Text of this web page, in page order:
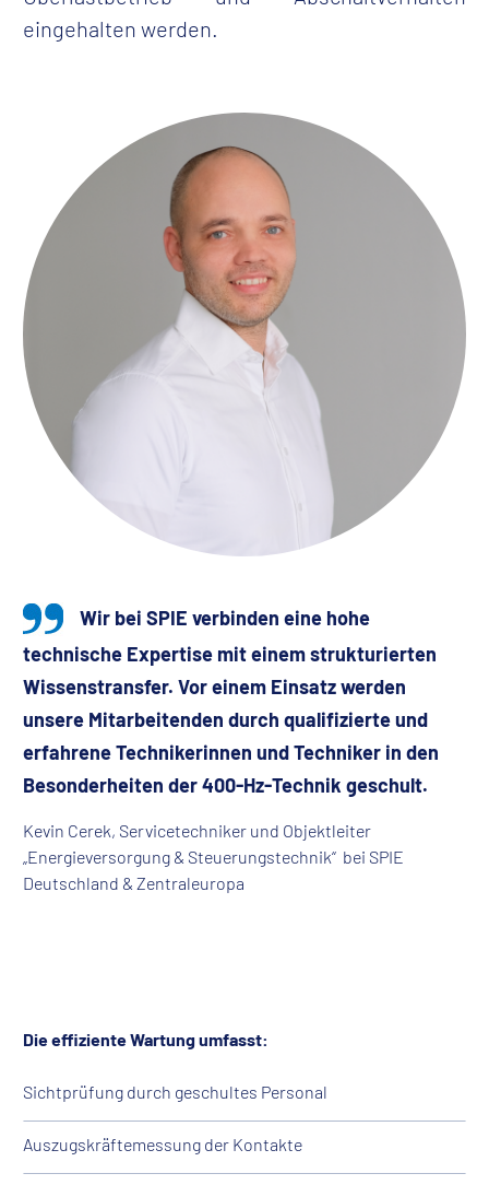
eingehalten werden.
Wir bei SPIE verbinden eine hohe
technische Expertise mit einem strukturierten
Wissenstransfer. Vor einem Einsatz werden
unsere Mitarbeitenden durch qualifizierte und
erfahrene Technikerinnen und Techniker in den
Besonderheiten der 400-Hz-Technik geschult.
Kevin Cerek, Servicetechniker und Objektleiter
„Energieversorgung & Steuerungstechnik“ bei SPIE
Deutschland & Zentraleuropa
Die effiziente Wartung umfasst:
Sichtprüfung durch geschultes Personal
Auszugskräftemessung der Kontakte